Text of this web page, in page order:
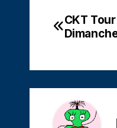
l’article
CKT